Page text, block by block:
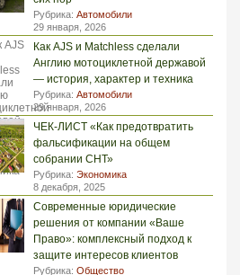
Рубрика: Автомобили
29 января, 2026
Как AJS и Matchless сделали
Англию мотоциклетной державой
— история, характер и техника
Рубрика: Автомобили
29 января, 2026
ЧЕК-ЛИСТ «Как предотвратить
фальсификации на общем
собрании СНТ»
Рубрика: Экономика
8 декабря, 2025
Современные юридические
решения от компании «Ваше
Право»: комплексный подход к
защите интересов клиентов
Рубрика: Общество